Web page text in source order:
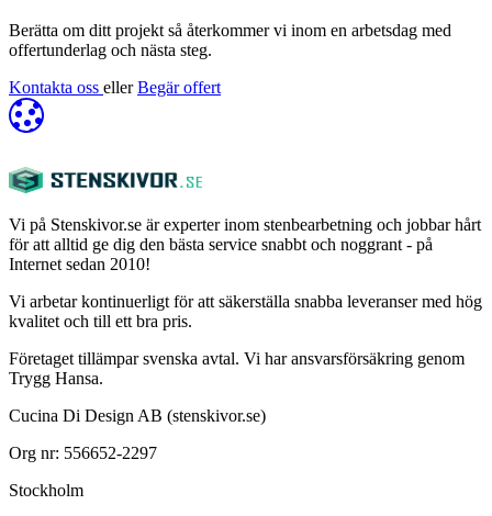
Berätta om ditt projekt så återkommer vi inom en arbetsdag med
offertunderlag och nästa steg.
Kontakta oss eller Begär offert
Vi på Stenskivor.se är experter inom stenbearbetning och jobbar hårt
för att alltid ge dig den bästa service snabbt och noggrant - på
Internet sedan 2010!
Vi arbetar kontinuerligt för att säkerställa snabba leveranser med hög
kvalitet och till ett bra pris.
Företaget tillämpar svenska avtal. Vi har ansvarsförsäkring genom
Trygg Hansa.
Cucina Di Design AB (stenskivor.se)
Org nr: 556652-2297
Stockholm